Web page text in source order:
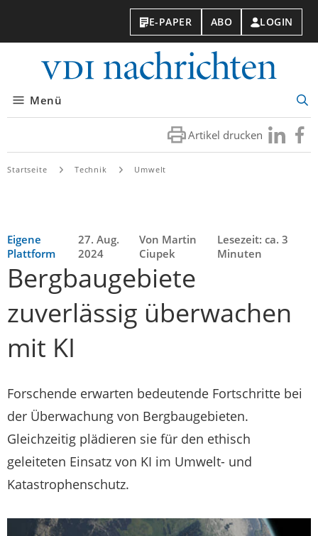
E-PAPER ABO LOGIN
Menü
Artikel drucken Besuchen
Sie
Sie
Startseite Technik Umwelt
Eigene
Plattform
27. Aug.
2024
Von Martin
Ciupek
Lesezeit: ca. 3
Minuten
Bergbaugebiete
zuverlässig überwachen
mit KI
Forschende erwarten bedeutende Fortschritte bei
der Überwachung von Bergbaugebieten.
Gleichzeitig plädieren sie für den ethisch
geleiteten Einsatz von KI im Umwelt- und
Katastrophenschutz.